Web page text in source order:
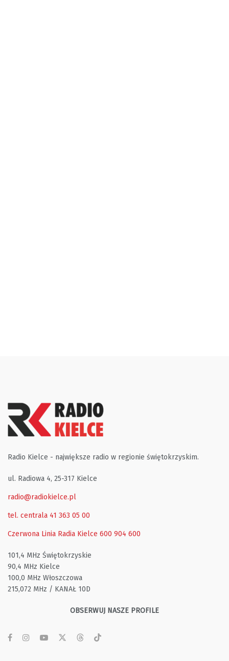
Radio Kielce - największe radio w regionie świętokrzyskim.
ul. Radiowa 4, 25-317 Kielce
radio@radiokielce.pl
tel. centrala 41 363 05 00
Czerwona Linia Radia Kielce 600 904 600
101,4 MHz Świętokrzyskie
90,4 MHz Kielce
100,0 MHz Włoszczowa
215,072 MHz / KANAŁ 10D
OBSERWUJ NASZE PROFILE